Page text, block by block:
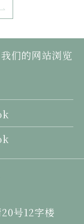
们的网站浏览
号12字楼